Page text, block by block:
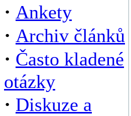
· Ankety
· Archiv článků
· Často kladené
otázky
· Diskuze a